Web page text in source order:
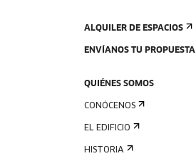
ALQUILER DE ESPACIOS
ENVÍANOS TU PROPUESTA
QUIÉNES SOMOS
CONÓCENOS
EL EDIFICIO
HISTORIA